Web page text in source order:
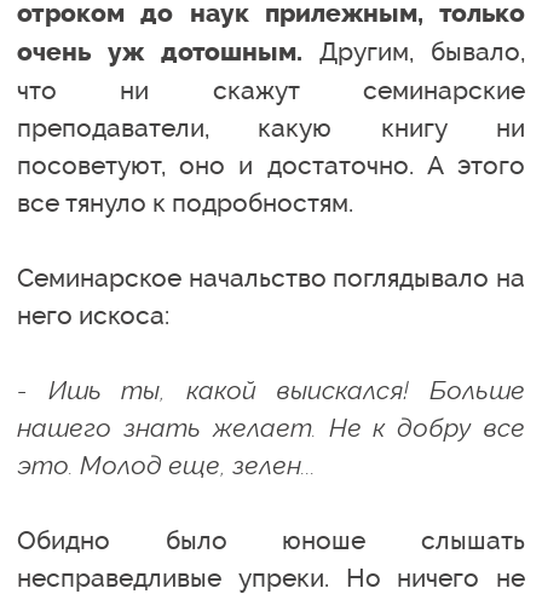
отроком до наук прилежным, только
очень уж дотошным. Другим, бывало,
что ни скажут семинарские
преподаватели, какую книгу ни
посоветуют, оно и достаточно. А этого
все тянуло к подробностям.
Семинарское начальство поглядывало на
него искоса:
- Ишь ты, какой выискался! Больше
нашего знать желает. Не к добру все
это. Молод еще, зелен...
Обидно было юноше слышать
несправедливые упреки. Но ничего не